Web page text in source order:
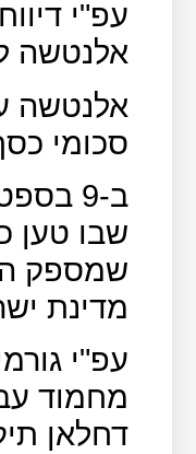
אלנטשה
אלנטשה
סכומי
שבו טען
שמספק
מדינת
עפ"י
מחמוד
דחלאן